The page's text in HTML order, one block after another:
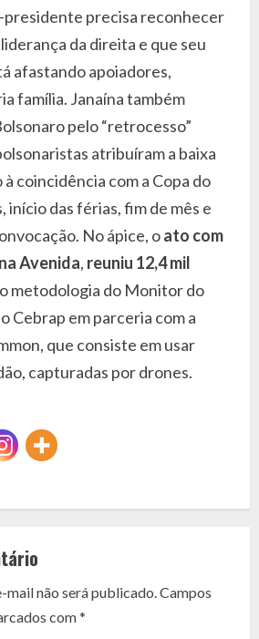
presidente precisa reconhecer
da direita e que seu
afastando apoiadores,
família. Janaína também
pelo “retrocesso”
atribuíram a baixa
coincidência com a Copa do
início das férias, fim de mês e
No ápice, oato com
Avenida, reuniu 12,4 mil
metodologia do Monitor do
Cebrap em parceria com a
que consiste em usar
capturadas por drones.
mail não será publicado. Campos
com*